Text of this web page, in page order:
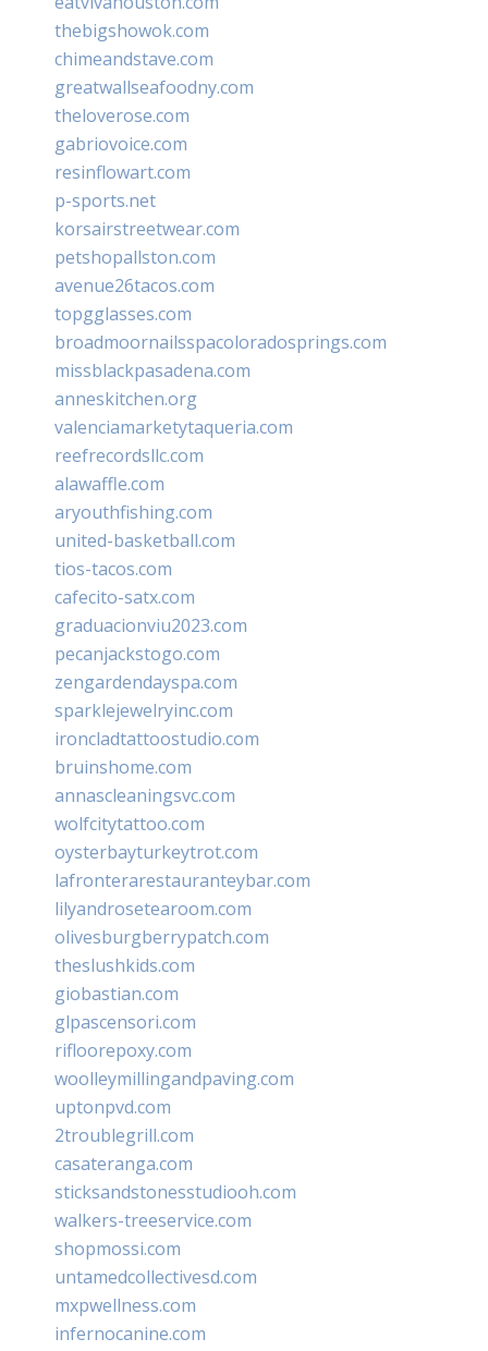
thebigshowok.com
chimeandstave.com
greatwallseafoodny.com
theloverose.com
gabriovoice.com
resinflowart.com
p-sports.net
korsairstreetwear.com
petshopallston.com
avenue26tacos.com
topgglasses.com
broadmoornailsspacoloradosprings.com
missblackpasadena.com
anneskitchen.org
valenciamarketytaqueria.com
reefrecordsllc.com
alawaffle.com
aryouthfishing.com
united-basketball.com
tios-tacos.com
cafecito-satx.com
graduacionviu2023.com
pecanjackstogo.com
zengardendayspa.com
sparklejewelryinc.com
ironcladtattoostudio.com
bruinshome.com
annascleaningsvc.com
wolfcitytattoo.com
oysterbayturkeytrot.com
lafronterarestauranteybar.com
lilyandrosetearoom.com
olivesburgberrypatch.com
theslushkids.com
giobastian.com
glpascensori.com
rifloorepoxy.com
woolleymillingandpaving.com
uptonpvd.com
2troublegrill.com
casateranga.com
sticksandstonesstudiooh.com
walkers-treeservice.com
shopmossi.com
untamedcollectivesd.com
mxpwellness.com
infernocanine.com